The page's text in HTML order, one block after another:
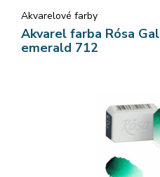
Akvarelové farby
Akvarel farba Rósa
emerald 712